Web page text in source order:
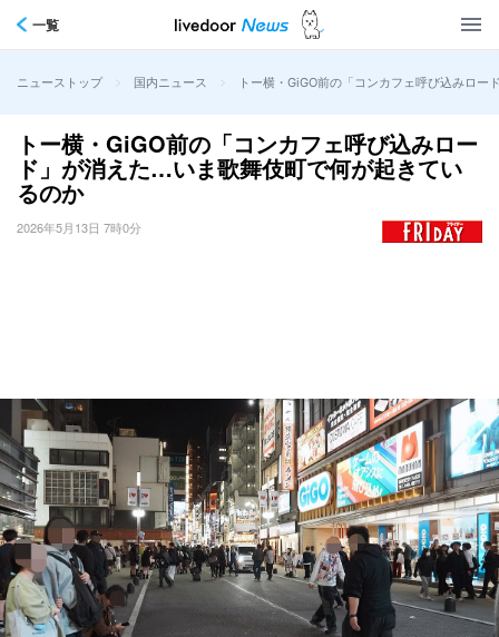
一覧
ニューストップ > 国内ニュース > トー横・GiGO前の「コンカフェ呼び込みロ
トー横・GiGO前の「コンカフェ呼び込みロー
ド」が消えた…いま歌舞伎町で何が起きてい
るのか
2026年5月13日 7時0分